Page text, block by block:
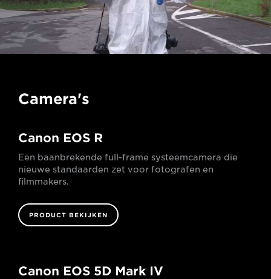
Camera's
Canon EOS R
Een baanbrekende full-frame systeemcamera die
nieuwe standaarden zet voor fotografen en
filmmakers.
PRODUCT BEKIJKEN
Canon EOS 5D Mark IV